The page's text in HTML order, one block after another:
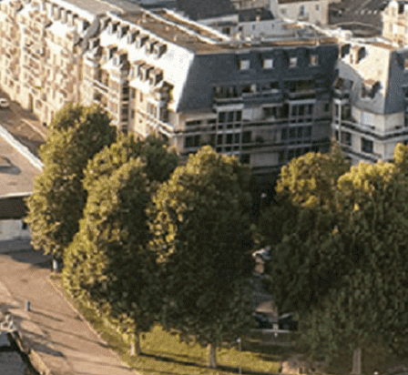
Exporter les lignes sélectionnées
Exporter toutes les colonnes
Exporter uniquement les colonnes affichées
Menu
<
>
- 🎁 Caen on aime, on partage
- 🎉 Les événements AVF
- Activités et Loisirs
Ajoutez un logo, un bouton, des réseaux sociaux
Cliquez pour éditer
L'association▴▾